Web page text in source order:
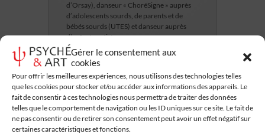
Gérer le consentement aux
cookies
Pour offrir les meilleures expériences, nous utilisons des technologies telles
que les cookies pour stocker et/ou accéder aux informations des appareils. Le
fait de consentir à ces technologies nous permettra de traiter des données
telles que le comportement de navigation ou les ID uniques sur ce site. Le fait de
ne pas consentir ou de retirer son consentement peut avoir un effet négatif sur
certaines caractéristiques et fonctions.
d’Orsay), danseur « ChoréSigne » auprès
d’adolescents sourds, de parents et de
bébés sourds (UTES) et danseur auprès
d’enfants autistes.